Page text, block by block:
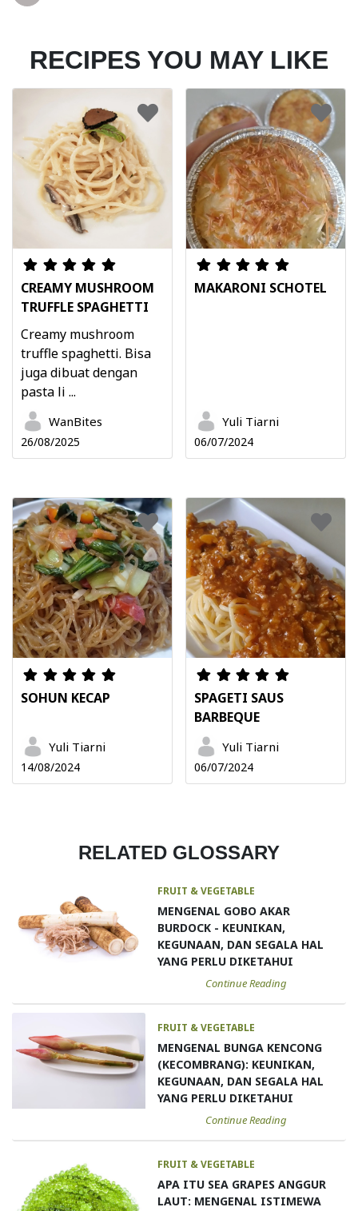
RECIPES YOU MAY LIKE
CREAMY MUSHROOM
TRUFFLE SPAGHETTI
Creamy mushroom
truffle spaghetti. Bisa
juga dibuat dengan
pasta li ...
WanBites
26/08/2025
MAKARONI SCHOTEL
Yuli Tiarni
06/07/2024
SOHUN KECAP
Yuli Tiarni
14/08/2024
SPAGETI SAUS
BARBEQUE
Yuli Tiarni
06/07/2024
RELATED GLOSSARY
FRUIT & VEGETABLE
MENGENAL GOBO AKAR
BURDOCK - KEUNIKAN,
KEGUNAAN, DAN SEGALA HAL
YANG PERLU DIKETAHUI
Continue Reading
FRUIT & VEGETABLE
MENGENAL BUNGA KENCONG
(KECOMBRANG): KEUNIKAN,
KEGUNAAN, DAN SEGALA HAL
YANG PERLU DIKETAHUI
Continue Reading
FRUIT & VEGETABLE
APA ITU SEA GRAPES ANGGUR
LAUT: MENGENAL ISTIMEWA